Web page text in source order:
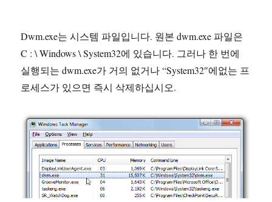
Dwm.exe는 시스템 파일입니다. 원본 dwm.exe 파일은
C : \ Windows \ System32에 있습니다. 그러나 한 번에
실행되는 dwm.exe가 거의 없거나 “System32″에없는 프
로세스가 있으면 즉시 삭제하십시오.